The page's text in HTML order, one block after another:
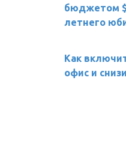
бюджетом $
летнего
Как
офис и